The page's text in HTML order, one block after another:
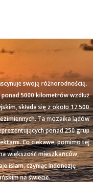
swoją różnorodnością.
5000 kilometrów wzdłuż
składa się z około 17 500
Ta mozaika lądów
ponad 250 grup
Co ciekawe, pomimo tej
większość mieszkańców,
islam, czyniąc Indonezję
na świecie.